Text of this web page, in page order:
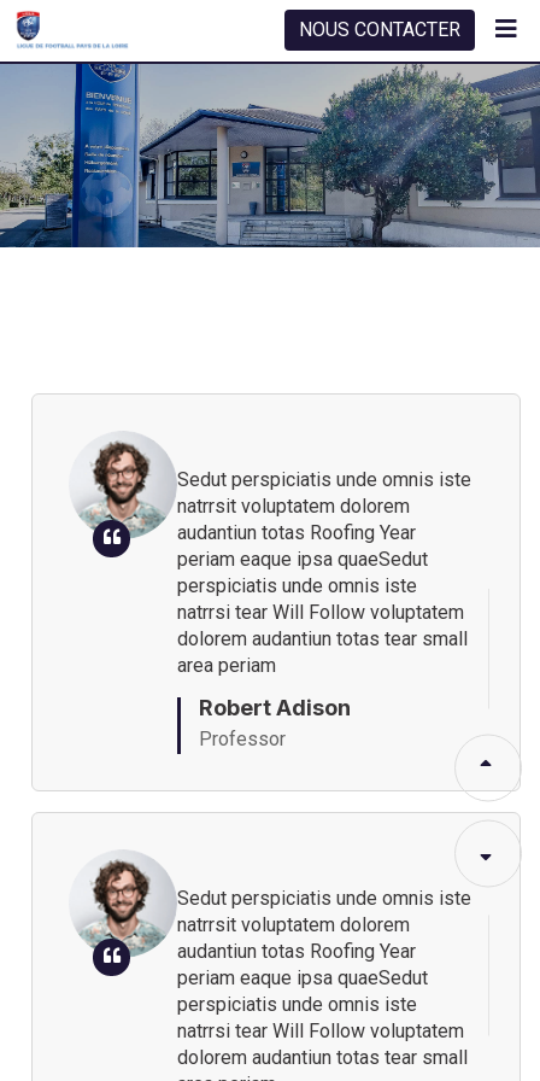
NOUS CONTACTER
Sedut perspiciatis unde omnis iste
natrrsit voluptatem dolorem
audantiun totas Roofing Year
periam eaque ipsa quaeSedut
perspiciatis unde omnis iste
natrrsi tear Will Follow voluptatem
dolorem audantiun totas tear small
area periam
Sedut perspiciatis unde omnis iste
natrrsit voluptatem dolorem
audantiun totas Roofing Year
periam eaque ipsa quaeSedut
perspiciatis unde omnis iste
natrrsi tear Will Follow voluptatem
dolorem audantiun totas tear small
area periam
Robert Adison
Professor
Sedut perspiciatis unde omnis iste
natrrsit voluptatem dolorem
audantiun totas Roofing Year
periam eaque ipsa quaeSedut
perspiciatis unde omnis iste
natrrsi tear Will Follow voluptatem
dolorem audantiun totas tear small